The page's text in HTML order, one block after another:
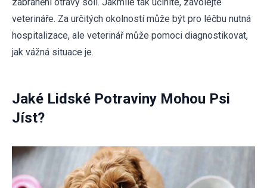
veterináře. Za určitých okolností může být pro léčbu nutná
hospitalizace, ale veterinář může pomoci diagnostikovat,
jak vážná situace je.
Jaké Lidské Potraviny Mohou Psi
Jíst?